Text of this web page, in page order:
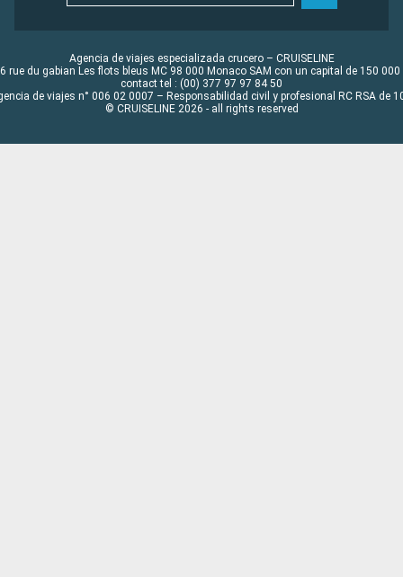
Agencia de viajes especializada crucero – CRUISELINE
rue du gabian Les flots bleus MC 98 000 Monaco SAM con un capital de 150 000
contact tel : (00) 377 97 97 84 50
de viajes n° 006 02 0007 – Responsabilidad civil y profesional RC RSA de
© CRUISELINE 2026 - all rights reserved